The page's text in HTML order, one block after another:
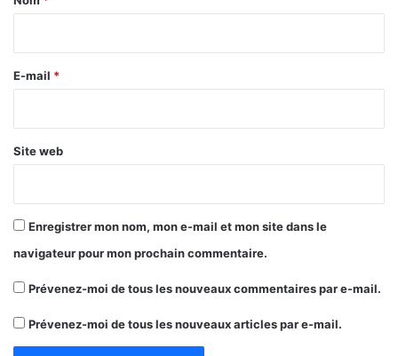
e
E-mail *
Site web
Enregistrer mon nom, mon e-mail et mon site dans le
navigateur pour mon prochain commentaire.
Prévenez-moi de tous les nouveaux commentaires par e-mail.
Prévenez-moi de tous les nouveaux articles par e-mail.